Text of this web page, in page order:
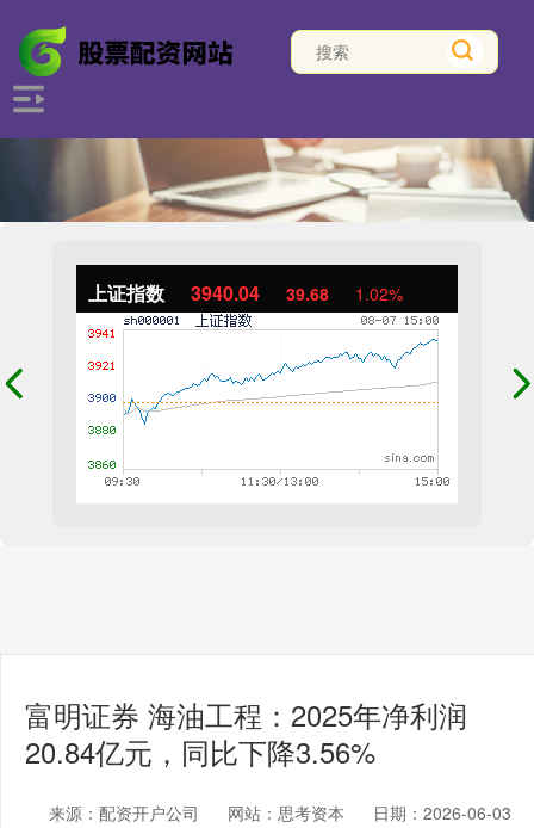
上证指数 3940.04 39.68 1.02%
富明证券 海油工程：2025年净利润
20.84亿元，同比下降3.56%
来源：配资开户公司 网站：思考资本
日期：2026-06-03